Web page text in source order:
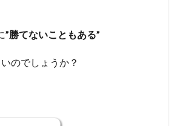
”勝てないこともある”
のでしょうか？